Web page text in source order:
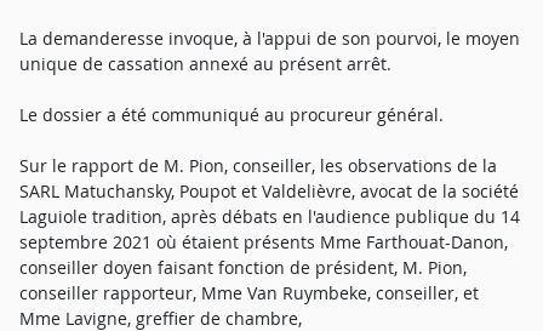
La demanderesse invoque, à l'appui de son pourvoi, le moyen
unique de cassation annexé au présent arrêt.
Le dossier a été communiqué au procureur général.
Sur le rapport de M. Pion, conseiller, les observations de la
SARL Matuchansky, Poupot et Valdelièvre, avocat de la société
Laguiole tradition, après débats en l'audience publique du 14
septembre 2021 où étaient présents Mme Farthouat-Danon,
conseiller doyen faisant fonction de président, M. Pion,
conseiller rapporteur, Mme Van Ruymbeke, conseiller, et
Mme Lavigne, greffier de chambre,